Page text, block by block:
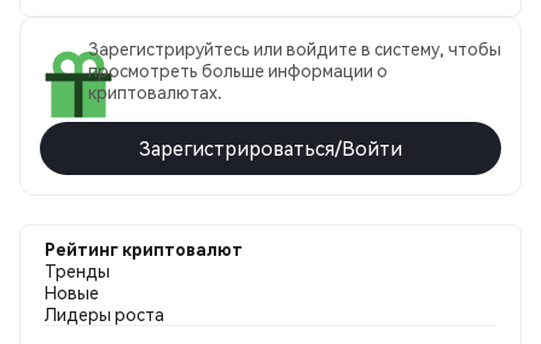
Зарегистрируйтесь или войдите в систему, чтобы
просмотреть больше информации о
криптовалютах.
Зарегистрироваться/Войти
Рейтинг криптовалют
Тренды
Новые
Лидеры роста